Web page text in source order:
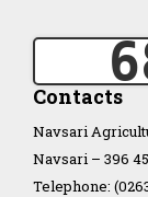
ખેડુત
Contacts
Navsari
Navsari – 396
Telephone: